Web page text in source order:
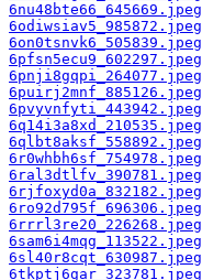
6nu48bte66_645669.jpeg
6odiwsiav5_985872.jpeg
6on0tsnvk6_505839.jpeg
6pfsn5ecu9_602297.jpeg
6pnji8gqpi_264077.jpeg
6puirj2mnf_885126.jpeg
6pvyvnfyti_443942.jpeg
6q14i3a8xd_210535.jpeg
6qlbt8aksf_558892.jpeg
6r0whbh6sf_754978.jpeg
6ral3dtlfv_390781.jpeg
6rjfoxyd0a_832182.jpeg
6ro92d795f_696306.jpeg
6rrrl3re20_226268.jpeg
6sam6i4mqg_113522.jpeg
6sl40r8cqt_630987.jpeg
6tkptj6gar_323781.jpeg